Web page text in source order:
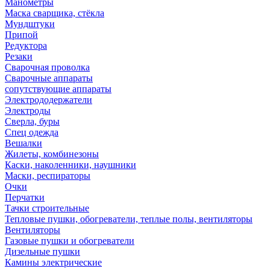
Манометры
Маска сварщика, стёкла
Мундштуки
Припой
Редуктора
Резаки
Сварочная проволка
Сварочные аппараты
сопутствующие аппараты
Электрододержатели
Электроды
Сверла, буры
Спец одежда
Вешалки
Жилеты, комбинезоны
Каски, наколенники, наушники
Маски, респираторы
Очки
Перчатки
Тачки строительные
Тепловые пушки, обогреватели, теплые полы, вентиляторы
Вентиляторы
Газовые пушки и обогреватели
Дизельные пушки
Камины электрические